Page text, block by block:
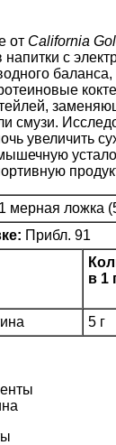
от California
с
баланса,
смузи.
увеличить
1 мерная ложка
Прибл. 91
в 1
5 г